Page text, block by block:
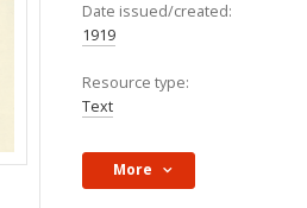
Date issued/created:
1919
Resource type:
Text
More